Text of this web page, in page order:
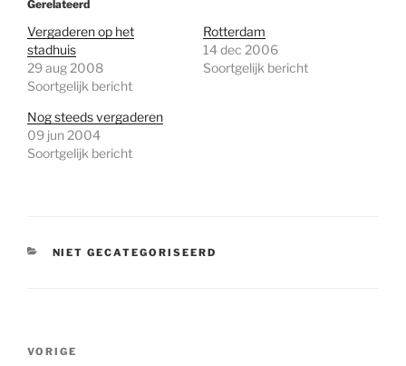
Gerelateerd
Vergaderen op het
stadhuis
29 aug 2008
Soortgelijk bericht
Rotterdam
14 dec 2006
Soortgelijk bericht
Nog steeds vergaderen
09 jun 2004
Soortgelijk bericht
CATEGORIEËN
NIET GECATEGORISEERD
Bericht
Vorig
VORIGE